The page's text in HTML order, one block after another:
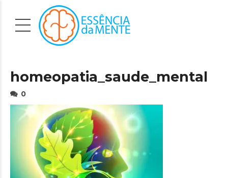
homeopatia_saude_mental
0